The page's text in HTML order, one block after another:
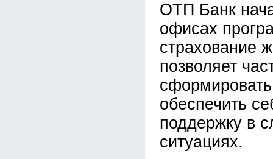
ОТП Банк
офисах
страхование
позволяет
обеспечить
поддержку в
ситуациях.